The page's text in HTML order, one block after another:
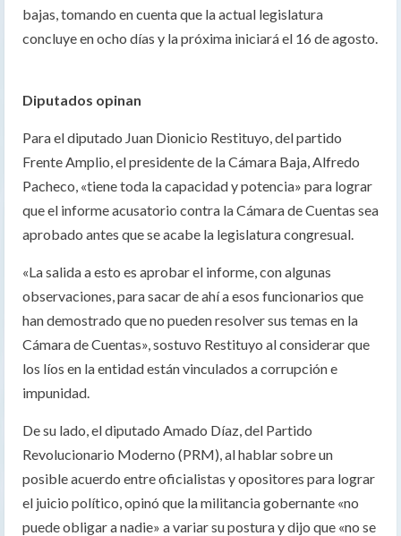
bajas, tomando en cuenta que la actual legislatura
concluye en ocho días y la próxima iniciará el 16 de agosto.
Diputados opinan
Para el diputado Juan Dionicio Restituyo, del partido
Frente Amplio, el presidente de la Cámara Baja, Alfredo
Pacheco, «tiene toda la capacidad y potencia» para lograr
que el informe acusatorio contra la Cámara de Cuentas sea
aprobado antes que se acabe la legislatura congresual.
«La salida a esto es aprobar el informe, con algunas
observaciones, para sacar de ahí a esos funcionarios que
han demostrado que no pueden resolver sus temas en la
Cámara de Cuentas», sostuvo Restituyo al considerar que
los líos en la entidad están vinculados a corrupción e
impunidad.
De su lado, el diputado Amado Díaz, del Partido
Revolucionario Moderno (PRM), al hablar sobre un
posible acuerdo entre oficialistas y opositores para lograr
el juicio político, opinó que la militancia gobernante «no
puede obligar a nadie» a variar su postura y dijo que «no se